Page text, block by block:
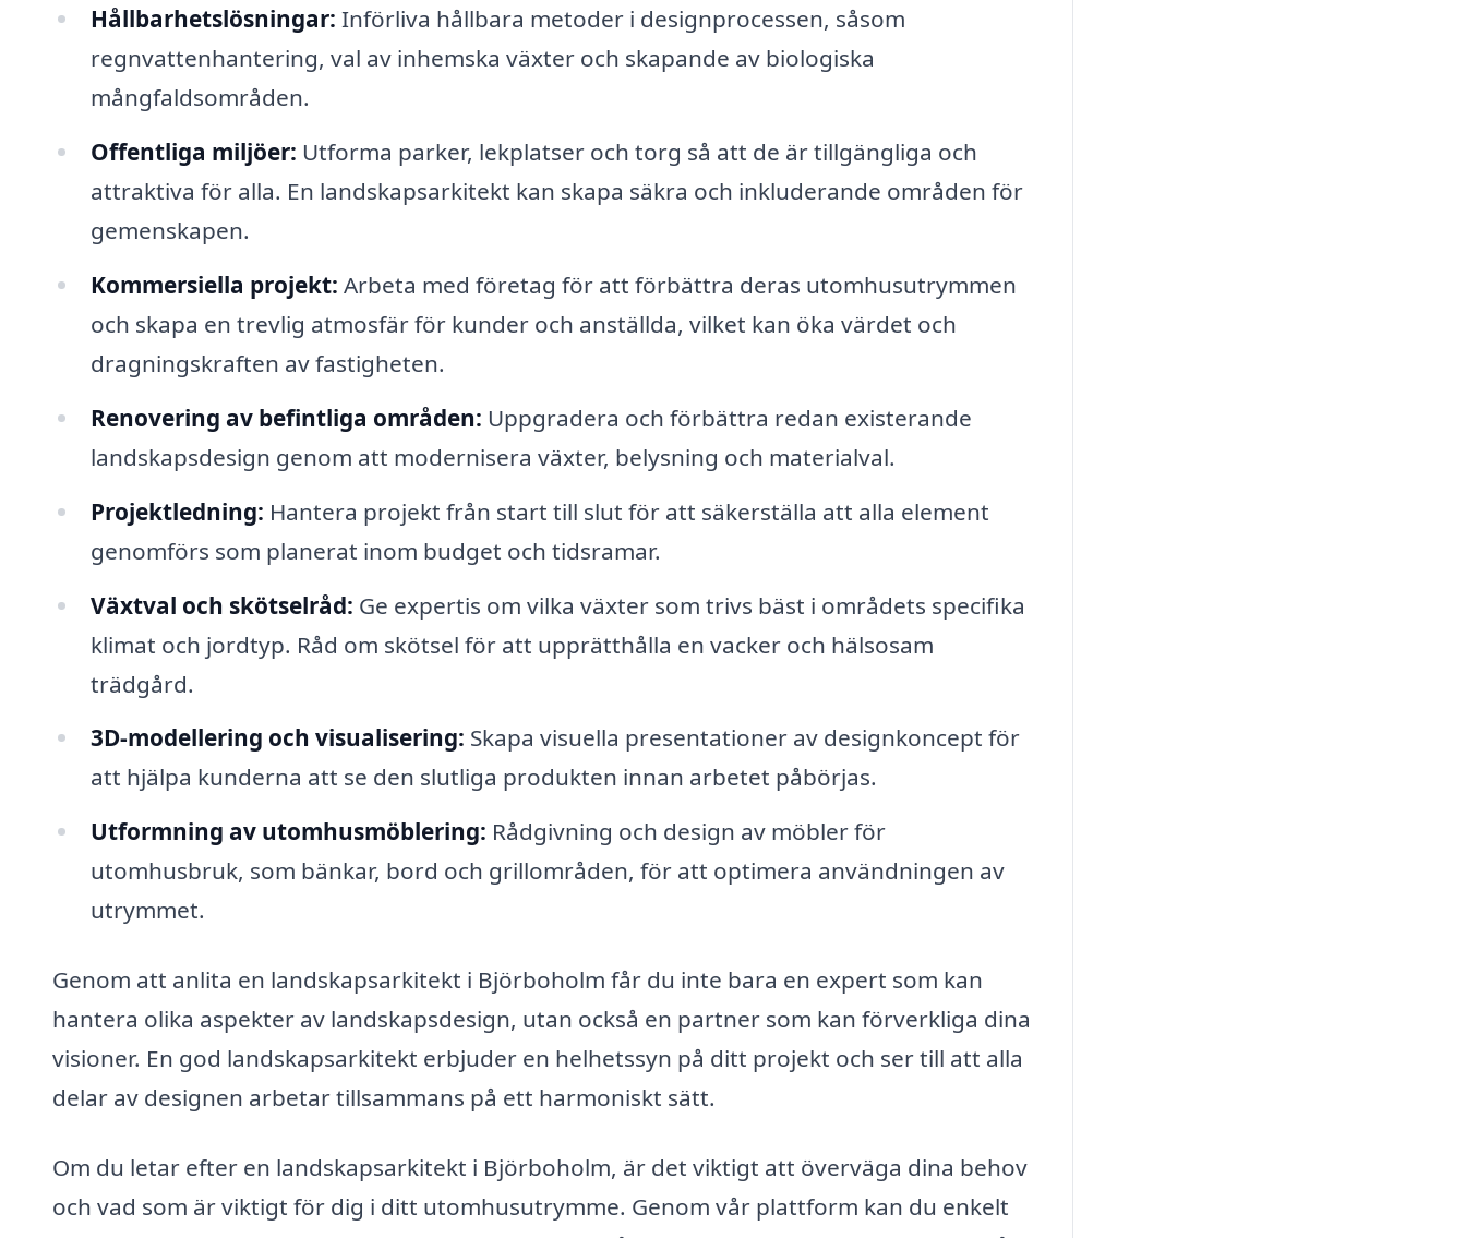
Hållbarhetslösningar: Införliva hållbara metoder i designprocessen, såsom
regnvattenhantering, val av inhemska växter och skapande av biologiska
mångfaldsområden.
Offentliga miljöer: Utforma parker, lekplatser och torg så att de är tillgängliga och
attraktiva för alla. En landskapsarkitekt kan skapa säkra och inkluderande områden för
gemenskapen.
Kommersiella projekt: Arbeta med företag för att förbättra deras utomhusutrymmen
och skapa en trevlig atmosfär för kunder och anställda, vilket kan öka värdet och
dragningskraften av fastigheten.
Renovering av befintliga områden: Uppgradera och förbättra redan existerande
landskapsdesign genom att modernisera växter, belysning och materialval.
Projektledning: Hantera projekt från start till slut för att säkerställa att alla element
genomförs som planerat inom budget och tidsramar.
Växtval och skötselråd: Ge expertis om vilka växter som trivs bäst i områdets specifika
klimat och jordtyp. Råd om skötsel för att upprätthålla en vacker och hälsosam
trädgård.
3D-modellering och visualisering: Skapa visuella presentationer av designkoncept för
att hjälpa kunderna att se den slutliga produkten innan arbetet påbörjas.
Utformning av utomhusmöblering: Rådgivning och design av möbler för
utomhusbruk, som bänkar, bord och grillområden, för att optimera användningen av
utrymmet.
Genom att anlita en landskapsarkitekt i Björboholm får du inte bara en expert som kan
hantera olika aspekter av landskapsdesign, utan också en partner som kan förverkliga dina
visioner. En god landskapsarkitekt erbjuder en helhetssyn på ditt projekt och ser till att alla
delar av designen arbetar tillsammans på ett harmoniskt sätt.
Om du letar efter en landskapsarkitekt i Björboholm, är det viktigt att överväga dina behov
och vad som är viktigt för dig i ditt utomhusutrymme. Genom vår plattform kan du enkelt